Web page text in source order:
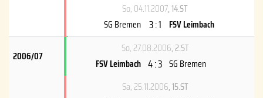
So, 04.11.2007, 14.ST
SG Bremen 3 : 1 FSV Leimbach
2006/07
So, 27.08.2006, 2.ST
FSV Leimbach 4 : 3 SG Bremen
Sa, 25.11.2006, 15.ST